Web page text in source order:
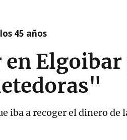
45 años
iba a recoger el dinero de